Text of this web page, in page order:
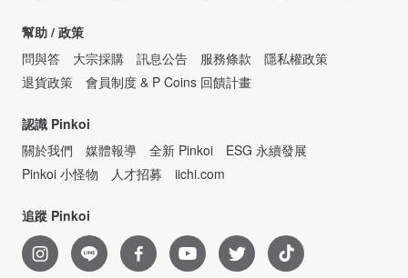
幫助 / 政策
問與答
大宗採購 訊息公告 服務條款
隱私權政策
退貨政策
會員制度 & P Coins 回饋計畫
認識 Pinkoi
關於我們
媒體報導 全新 Pinkoi
ESG 永續發展
Pinkoi 小怪物
人才招募 iichi.com
追蹤 Pinkoi